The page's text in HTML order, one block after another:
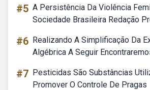
#5 A Persistência Da Violência
Sociedade Brasileira Redação
#6 Realizando A Simplificação Da
Algébrica A Seguir
#7 Pesticidas São Substâncias
Promover O Controle De Pragas